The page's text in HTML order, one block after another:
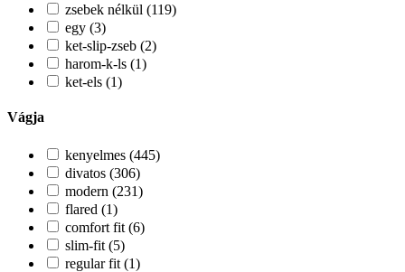
zsebek nélkül (119)
egy (3)
ket-slip-zseb (2)
harom-k-ls (1)
ket-els (1)
Vágja
kenyelmes (445)
divatos (306)
modern (231)
flared (1)
comfort fit (6)
slim-fit (5)
regular fit (1)